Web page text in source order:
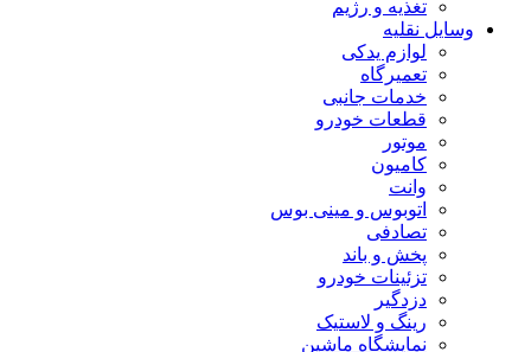
تغذیه و رژیم
وسایل نقلیه
لوازم یدکی
تعمیرگاه
خدمات جانبی
قطعات خودرو
موتور
کامیون
وانت
اتوبوس و مینی بوس
تصادفی
پخش و باند
تزئینات خودرو
دزدگیر
رینگ و لاستیک
نمایشگاه ماشین